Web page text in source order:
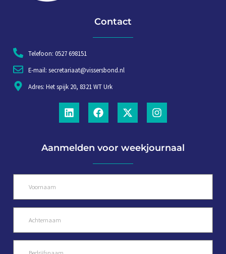
Contact
Telefoon: 0527 698151
E-mail: secretariaat@vissersbond.nl
Adres: Het spijk 20, 8321 WT Urk
Aanmelden voor weekjournaal